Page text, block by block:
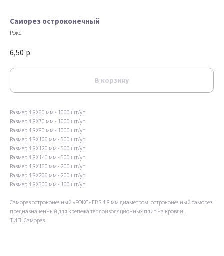
Саморез остроконечный
Рокс
6,50 р.
В корзину
Размер 4,8Х60 мм - 1000 шт/уп
Размер 4,8Х70 мм - 1000 шт/уп
Размер 4,8Х80 мм - 1000 шт/уп
Размер 4,8Х100 мм - 500 шт/уп
Размер 4,8Х120 мм - 500 шт/уп
Размер 4,8Х140 мм - 500 шт/уп
Размер 4,8Х160 мм - 200 шт/уп
Размер 4,8Х200 мм - 200 шт/уп
Размер 4,8Х300 мм - 100 шт/уп
Саморез остроконечный «РОКС» FBS 4,8 мм диаметром, остроконечный саморез
предназначенный для крепежа теплоизоляционных плит на кровли.
ТИП: Саморез